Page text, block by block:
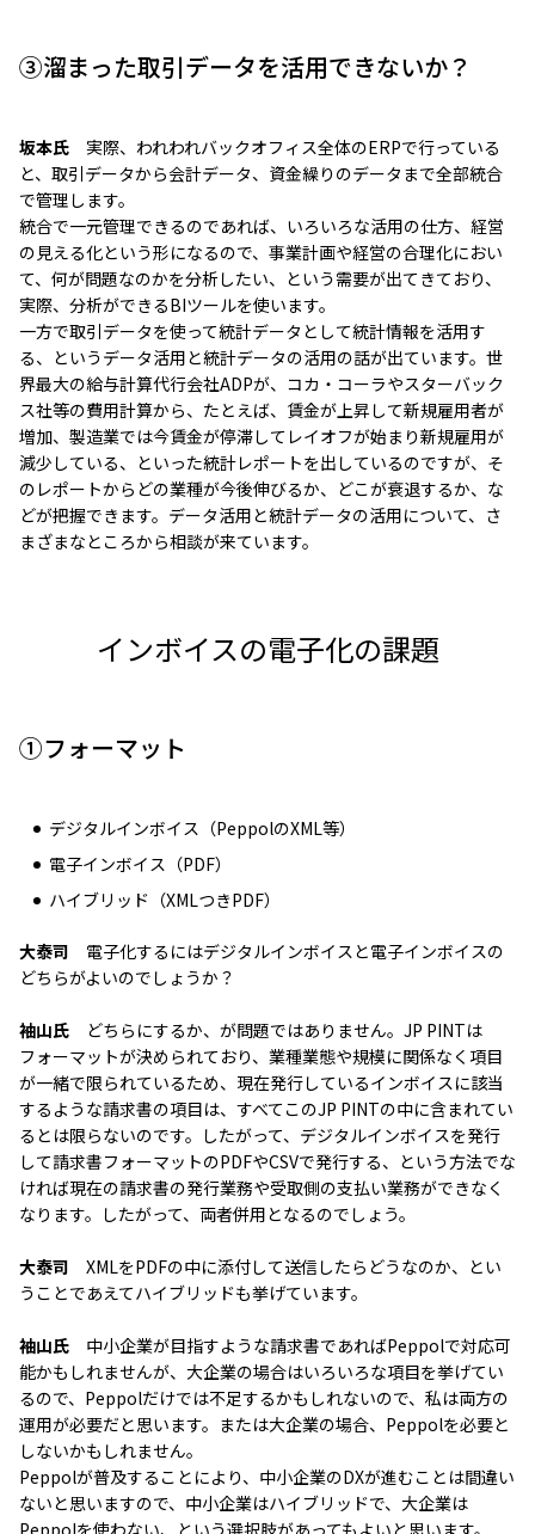
③溜まった取引データを活用できないか？
坂本氏 実際、われわれバックオフィス全体のERPで行っている
と、取引データから会計データ、資金繰りのデータまで全部統合
で管理します。
統合で一元管理できるのであれば、いろいろな活用の仕方、経営
の見える化という形になるので、事業計画や経営の合理化におい
て、何が問題なのかを分析したい、という需要が出てきており、
実際、分析ができるBIツールを使います。
一方で取引データを使って統計データとして統計情報を活用す
る、というデータ活用と統計データの活用の話が出ています。世
界最大の給与計算代行会社ADPが、コカ・コーラやスターバック
ス社等の費用計算から、たとえば、賃金が上昇して新規雇用者が
増加、製造業では今賃金が停滞してレイオフが始まり新規雇用が
減少している、といった統計レポートを出しているのですが、そ
のレポートからどの業種が今後伸びるか、どこが衰退するか、な
どが把握できます。データ活用と統計データの活用について、さ
まざまなところから相談が来ています。
インボイスの電子化の課題
①フォーマット
デジタルインボイス（PeppolのXML等）
電子インボイス（PDF）
ハイブリッド（XMLつきPDF）
大泰司 電子化するにはデジタルインボイスと電子インボイスの
どちらがよいのでしょうか？
袖山氏 どちらにするか、が問題ではありません。JP PINTは
フォーマットが決められており、業種業態や規模に関係なく項目
が一緒で限られているため、現在発行しているインボイスに該当
するような請求書の項目は、すべてこのJP PINTの中に含まれてい
るとは限らないのです。したがって、デジタルインボイスを発行
して請求書フォーマットのPDFやCSVで発行する、という方法でな
ければ現在の請求書の発行業務や受取側の支払い業務ができなく
なります。したがって、両者併用となるのでしょう。
大泰司 XMLをPDFの中に添付して送信したらどうなのか、とい
うことであえてハイブリッドも挙げています。
袖山氏 中小企業が目指すような請求書であればPeppolで対応可
能かもしれませんが、大企業の場合はいろいろな項目を挙げてい
るので、Peppolだけでは不足するかもしれないので、私は両方の
運用が必要だと思います。または大企業の場合、Peppolを必要と
しないかもしれません。
Peppolが普及することにより、中小企業のDXが進むことは間違い
ないと思いますので、中小企業はハイブリッドで、大企業は
Peppolを使わない、という選択肢があってもよいと思います。